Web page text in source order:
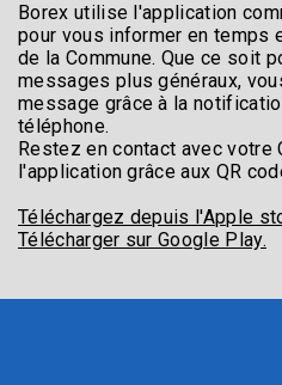
Borex utilise l'application
pour vous informer en temps
de la Commune. Que ce soit
messages plus généraux,
message grâce à la
téléphone.
Restez en contact avec votre
l'application grâce aux QR
Téléchargez depuis l'Apple
Télécharger sur Google Play.